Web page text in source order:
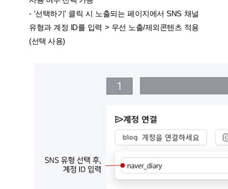
- '선택하기' 클릭 시 노출되는 페이지에서 SNS 채널
유형과 계정 ID를 입력 > 우선 노출/제외콘텐츠 적용
(선택 사용)